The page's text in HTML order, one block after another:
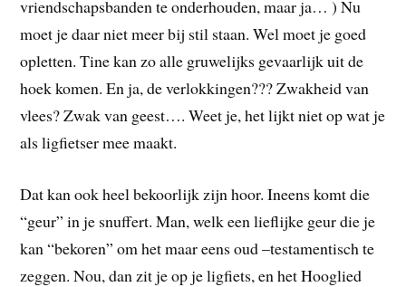
vriendschapsbanden te onderhouden, maar ja… ) Nu
moet je daar niet meer bij stil staan. Wel moet je goed
opletten. Tine kan zo alle gruwelijks gevaarlijk uit de
hoek komen. En ja, de verlokkingen??? Zwakheid van
vlees? Zwak van geest…. Weet je, het lijkt niet op wat je
als ligfietser mee maakt.
Dat kan ook heel bekoorlijk zijn hoor. Ineens komt die
“geur” in je snuffert. Man, welk een lieflijke geur die je
kan “bekoren” om het maar eens oud –testamentisch te
zeggen. Nou, dan zit je op je ligfiets, en het Hooglied